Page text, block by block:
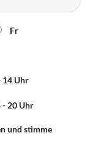
Fr
14 Uhr
- 20 Uhr
und stimme